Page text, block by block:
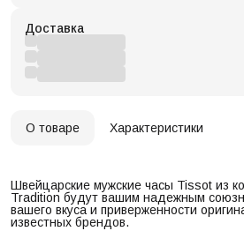
Доставка
О товаре Характеристики
Швейцарские мужские часы Tissot из
Tradition будут вашим надежным
вашего вкуса и приверженности
известных брендов.